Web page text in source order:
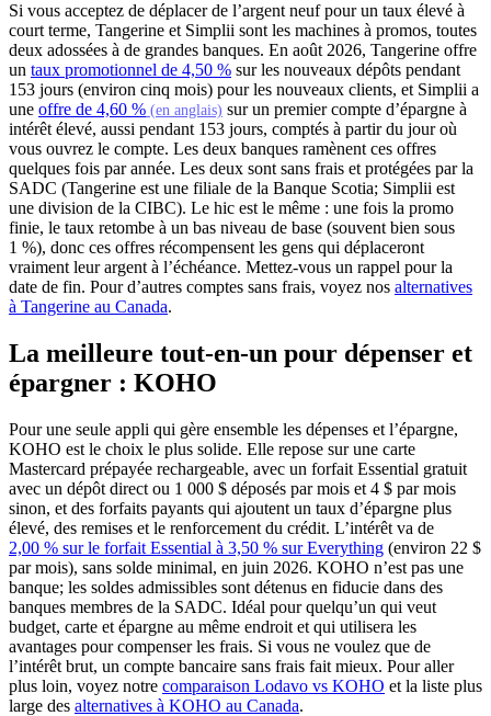
Si vous acceptez de déplacer de l’argent neuf pour un taux élevé à
court terme, Tangerine et Simplii sont les machines à promos, toutes
deux adossées à de grandes banques. En août 2026, Tangerine offre
un taux promotionnel de 4,50 %(s'ouvre dans un nouvel onglet)
sur les nouveaux dépôts pendant
153 jours (environ cinq mois) pour les nouveaux clients, et Simplii a
une offre de 4,60 % (en anglais) (s'ouvre dans un nouvel onglet)
sur un premier compte d’épargne à
intérêt élevé, aussi pendant 153 jours, comptés à partir du jour où
vous ouvrez le compte. Les deux banques ramènent ces offres
quelques fois par année. Les deux sont sans frais et protégées par la
SADC (Tangerine est une filiale de la Banque Scotia; Simplii est
une division de la CIBC). Le hic est le même : une fois la promo
finie, le taux retombe à un bas niveau de base (souvent bien sous
1 %), donc ces offres récompensent les gens qui déplaceront
vraiment leur argent à l’échéance. Mettez-vous un rappel pour la
date de fin. Pour d’autres comptes sans frais, voyez nos alternatives
à Tangerine au Canada.
La meilleure tout-en-un pour dépenser et
épargner : KOHO
Pour une seule appli qui gère ensemble les dépenses et l’épargne,
KOHO est le choix le plus solide. Elle repose sur une carte
Mastercard prépayée rechargeable, avec un forfait Essential gratuit
avec un dépôt direct ou 1 000 $ déposés par mois et 4 $ par mois
sinon, et des forfaits payants qui ajoutent un taux d’épargne plus
élevé, des remises et le renforcement du crédit. L’intérêt va de
2,00 % sur le forfait Essential à 3,50 % sur Everything(s'ouvre dans
(environ 22 $
par mois), sans solde minimal, en juin 2026. KOHO n’est pas une
banque; les soldes admissibles sont détenus en fiducie dans des
banques membres de la SADC. Idéal pour quelqu’un qui veut
budget, carte et épargne au même endroit et qui utilisera les
avantages pour compenser les frais. Si vous ne voulez que de
l’intérêt brut, un compte bancaire sans frais fait mieux. Pour aller
plus loin, voyez notre comparaison Lodavo vs KOHO et la liste plus
large des alternatives à KOHO au Canada.